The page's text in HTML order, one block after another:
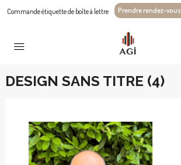
Commande étiquette de boîte à lettre Prendre rendez-vous
DESIGN SANS TITRE (4)